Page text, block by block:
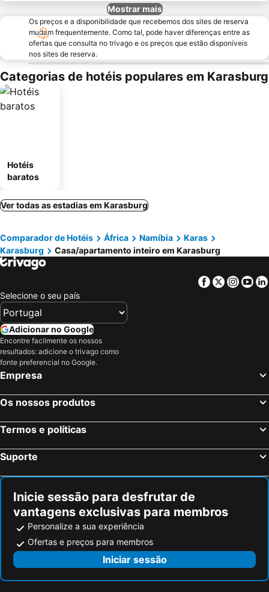
Mostrar mais
Os preços e a disponibilidade que recebemos dos sites de reserva
mudam frequentemente. Como tal, pode haver diferenças entre as
ofertas que consulta no trivago e os preços que estão disponíveis
nos sites de reserva.
Categorias de hotéis populares em Karasburg
Hotéis
baratos
Ver todas as estadias em Karasburg
Comparador de Hotéis África Namíbia
Karas
Karasburg
Casa/apartamento inteiro em Karasburg
Facebook
Twitter
Selecione o seu país
Adicionar no Google
Encontre facilmente os nossos
resultados: adicione o trivago como
fonte preferencial no Google.
Empresa
Os nossos produtos
Termos e políticas
Suporte
Inicie sessão para desfrutar de
vantagens exclusivas para membros
Personalize a sua experiência
Ofertas e preços para membros
Iniciar sessão